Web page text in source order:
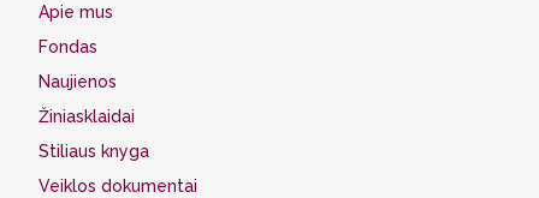
Apie mus
Fondas
Naujienos
Žiniasklaidai
Stiliaus knyga
Veiklos dokumentai